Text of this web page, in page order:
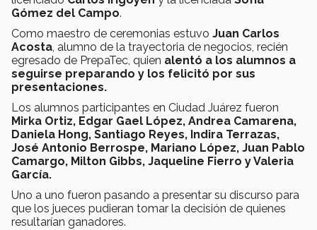
Gómez del Campo.
Como maestro de ceremonias estuvo Juan Carlos
Acosta, alumno de la trayectoria de negocios, recién
egresado de PrepaTec, quien alentó a los alumnos a
seguirse preparando y los felicitó por sus
presentaciones.
Los alumnos participantes en Ciudad Juárez fueron
Mirka Ortiz, Edgar Gael López, Andrea Camarena,
Daniela Hong, Santiago Reyes, Indira Terrazas,
José Antonio Berrospe, Mariano López, Juan Pablo
Camargo, Milton Gibbs, Jaqueline Fierro y Valeria
García.
Uno a uno fueron pasando a presentar su discurso para
que los jueces pudieran tomar la decisión de quienes
resultarían ganadores.